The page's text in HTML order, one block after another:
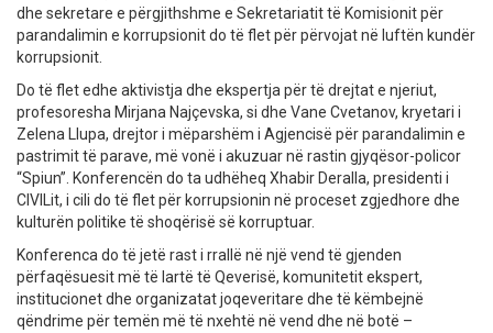
dhe sekretare e përgjithshme e Sekretariatit të Komisionit për
parandalimin e korrupsionit do të flet për përvojat në luftën kundër
korrupsionit.
Do të flet edhe aktivistja dhe ekspertja për të drejtat e njeriut,
profesoresha Mirjana Najçevska, si dhe Vane Cvetanov, kryetari i
Zelena Llupa, drejtor i mëparshëm i Agjencisë për parandalimin e
pastrimit të parave, më vonë i akuzuar në rastin gjyqësor-policor
“Spiun”. Konferencën do ta udhëheq Xhabir Deralla, presidenti i
CIVILit, i cili do të flet për korrupsionin në proceset zgjedhore dhe
kulturën politike të shoqërisë së korruptuar.
Konferenca do të jetë rast i rrallë në një vend të gjenden
përfaqësuesit më të lartë të Qeverisë, komunitetit ekspert,
institucionet dhe organizatat joqeveritare dhe të këmbejnë
qëndrime për temën më të nxehtë në vend dhe në botë –